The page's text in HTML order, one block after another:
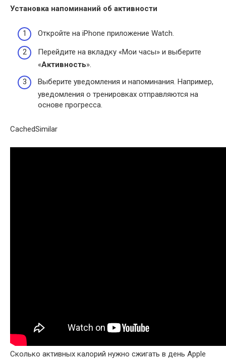
Установка напоминаний об активности
Откройте на iPhone приложение Watch.
Перейдите на вкладку «Мои часы» и выберите
«Активность».
Выберите уведомления и напоминания. Например,
уведомления о тренировках отправляются на
основе прогресса.
CachedSimilar
Сколько активных калорий нужно сжигать в день Apple